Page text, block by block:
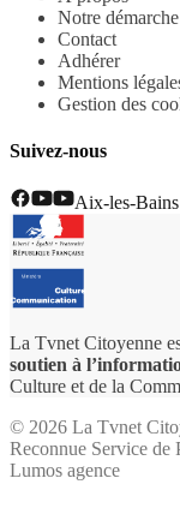
Notre démarche
Contact
Adhérer
Mentions
Gestion des
Suivez-nous
Aix-les-Bains
La Tvnet Citoyenne
soutien à
Culture et de la
© 2026 La Tvnet
Reconnue Service de
Lumos agence